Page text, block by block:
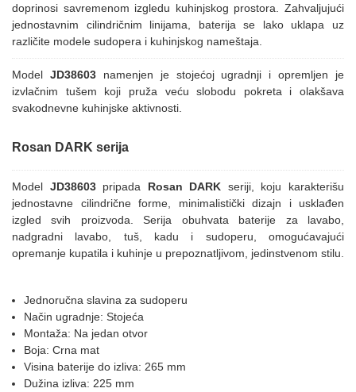
doprinosi savremenom izgledu kuhinjskog prostora. Zahvaljujući
jednostavnim cilindričnim linijama, baterija se lako uklapa uz
različite modele sudopera i kuhinjskog nameštaja.
Model JD38603namenjen je stojećoj ugradnji i opremljen je
izvlačnim tušem koji pruža veću slobodu pokreta i olakšava
svakodnevne kuhinjske aktivnosti.
Rosan DARK serija
Model JD38603pripada Rosan DARK seriji, koju karakterišu
jednostavne cilindrične forme, minimalistički dizajn i usklađen
izgled svih proizvoda. Serija obuhvata baterije za lavabo,
nadgradni lavabo, tuš, kadu i sudoperu, omogućavajući
opremanje kupatila i kuhinje u prepoznatljivom, jedinstvenom stilu.
Jednoručna slavina za sudoperu
Način ugradnje: Stojeća
Montaža: Na jedan otvor
Boja: Crna mat
Visina baterije do izliva: 265 mm
Dužina izliva: 225 mm